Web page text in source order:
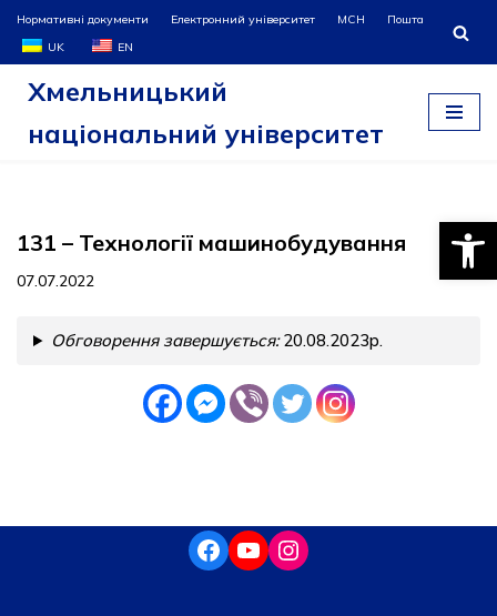
Перейти
до
Нормативні документи Електронний університет МСН
Пошта
UK
EN
Хмельницький
національний університет
131 – Технології машинобудування
07.07.2022
Обговорення завершується:20.08.2023р.